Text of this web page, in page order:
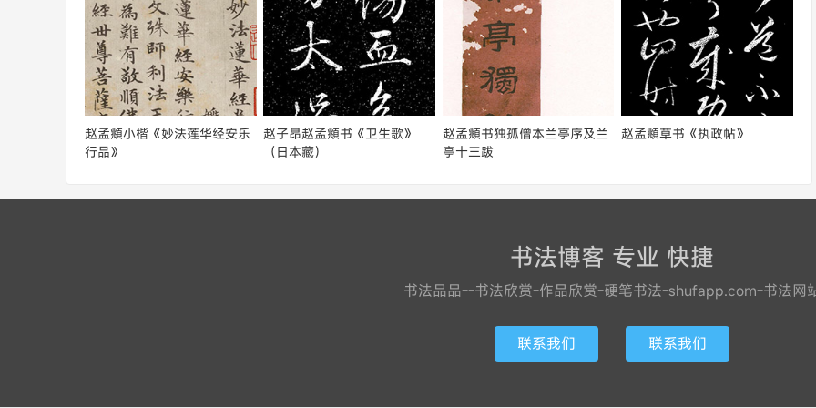
赵孟頫小楷《妙法莲华经安乐
行品》
赵子昂赵孟頫书《卫生歌》
（日本藏）
赵孟頫书独孤僧本兰亭序及兰
亭十三跋
赵孟頫草书《执政帖》
书法博客 专业 快捷
书法品品--书法欣赏-作品欣赏-硬笔书法-shufapp.com-书法网
联系我们 联系我们